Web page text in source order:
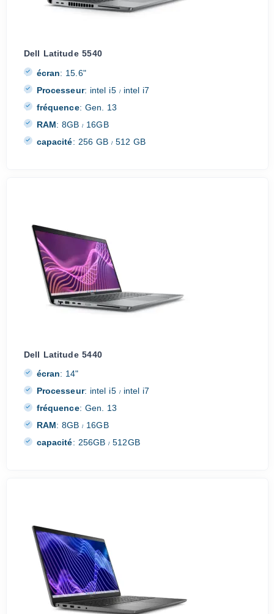
Dell Latitude 5540
écran: 15.6"
Processeur: intel i5 /intel i7
fréquence: Gen. 13
RAM: 8GB/ 16GB
capacité: 256 GB / 512 GB
Dell Latitude 5440
écran: 14"
Processeur: intel i5 /intel i7
fréquence: Gen. 13
RAM: 8GB/ 16GB
capacité: 256GB/ 512GB